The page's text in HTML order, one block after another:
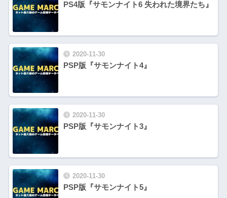
PS4版『サモンナイト6 失われた境界たち』
2020-11-30
PSP版『サモンナイト4』
2020-11-30
PSP版『サモンナイト3』
2020-11-30
PSP版『サモンナイト5』